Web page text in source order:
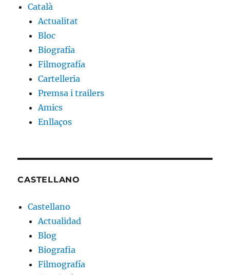
Català
Actualitat
Bloc
Biografía
Filmografía
Cartelleria
Premsa i trailers
Amics
Enllaços
CASTELLANO
Castellano
Actualidad
Blog
Biografia
Filmografía